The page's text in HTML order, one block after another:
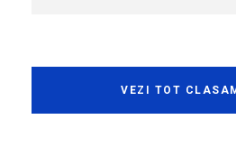
VEZI TOT